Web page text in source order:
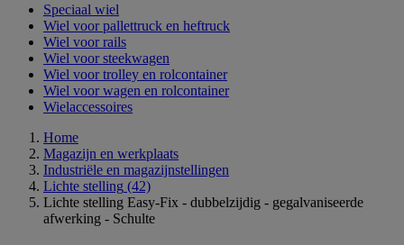
Speciaal wiel
Wiel voor pallettruck en heftruck
Wiel voor rails
Wiel voor steekwagen
Wiel voor trolley en rolcontainer
Wiel voor wagen en rolcontainer
Wielaccessoires
Home
Magazijn en werkplaats
Industriële en magazijnstellingen
Lichte stelling (42)
Lichte stelling Easy-Fix - dubbelzijdig - gegalvaniseerde
afwerking - Schulte